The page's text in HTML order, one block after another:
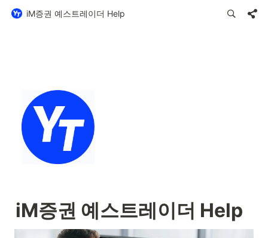
iM증권 예스트레이더 Help
iM증권 예스트레이더 Help